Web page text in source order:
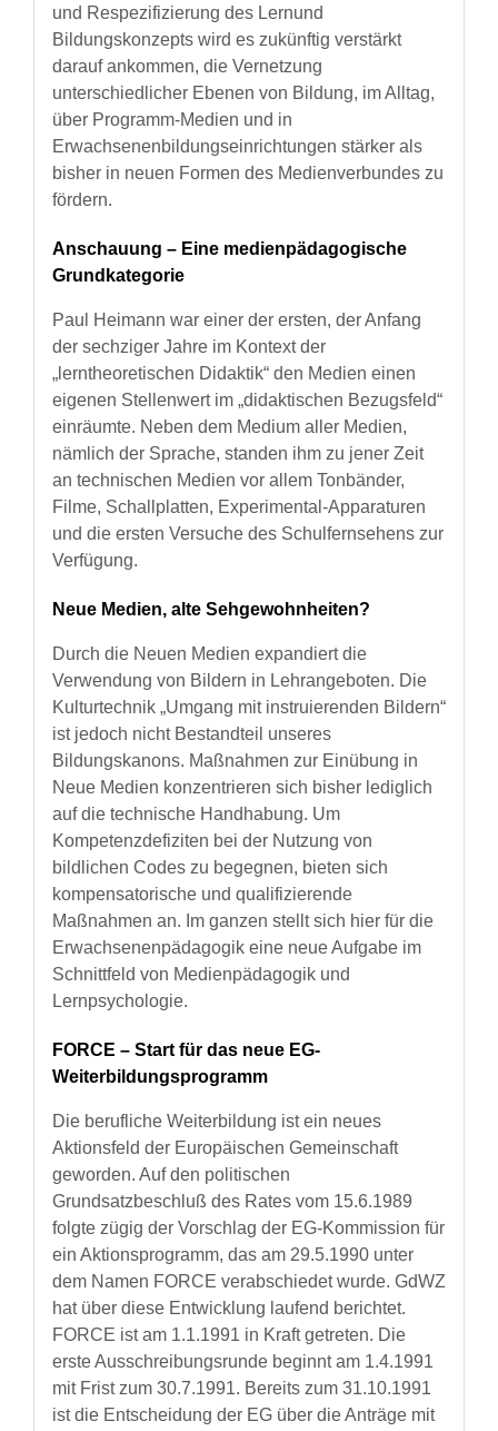
und Respezifizierung des Lernund
Bildungskonzepts wird es zukünftig verstärkt
darauf ankommen, die Vernetzung
unterschiedlicher Ebenen von Bildung, im Alltag,
über Programm-Medien und in
Erwachsenenbildungseinrichtungen stärker als
bisher in neuen Formen des Medienverbundes zu
fördern.
Anschauung – Eine medienpädagogische
Grundkategorie
Paul Heimann war einer der ersten, der Anfang
der sechziger Jahre im Kontext der
„lerntheoretischen Didaktik“ den Medien einen
eigenen Stellenwert im „didaktischen Bezugsfeld“
einräumte. Neben dem Medium aller Medien,
nämlich der Sprache, standen ihm zu jener Zeit
an technischen Medien vor allem Tonbänder,
Filme, Schallplatten, Experimental-Apparaturen
und die ersten Versuche des Schulfernsehens zur
Verfügung.
Neue Medien, alte Sehgewohnheiten?
Durch die Neuen Medien expandiert die
Verwendung von Bildern in Lehrangeboten. Die
Kulturtechnik „Umgang mit instruierenden Bildern“
ist jedoch nicht Bestandteil unseres
Bildungskanons. Maßnahmen zur Einübung in
Neue Medien konzentrieren sich bisher lediglich
auf die technische Handhabung. Um
Kompetenzdefiziten bei der Nutzung von
bildlichen Codes zu begegnen, bieten sich
kompensatorische und qualifizierende
Maßnahmen an. Im ganzen stellt sich hier für die
Erwachsenenpädagogik eine neue Aufgabe im
Schnittfeld von Medienpädagogik und
Lernpsychologie.
FORCE – Start für das neue EG-
Weiterbildungsprogramm
Die berufliche Weiterbildung ist ein neues
Aktionsfeld der Europäischen Gemeinschaft
geworden. Auf den politischen
Grundsatzbeschluß des Rates vom 15.6.1989
folgte zügig der Vorschlag der EG-Kommission für
ein Aktionsprogramm, das am 29.5.1990 unter
dem Namen FORCE verabschiedet wurde. GdWZ
hat über diese Entwicklung laufend berichtet.
FORCE ist am 1.1.1991 in Kraft getreten. Die
erste Ausschreibungsrunde beginnt am 1.4.1991
mit Frist zum 30.7.1991. Bereits zum 31.10.1991
ist die Entscheidung der EG über die Anträge mit